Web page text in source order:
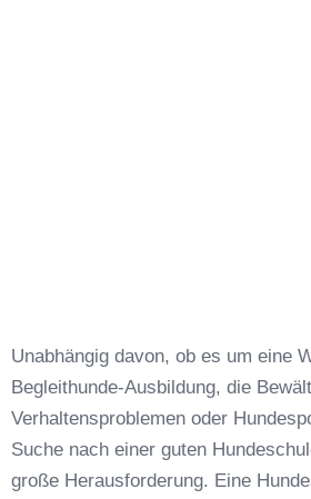
Unabhängig davon, ob es um eine
Begleithunde-Ausbildung, die
Verhaltensproblemen oder
Suche nach einer guten
große Herausforderung. Eine